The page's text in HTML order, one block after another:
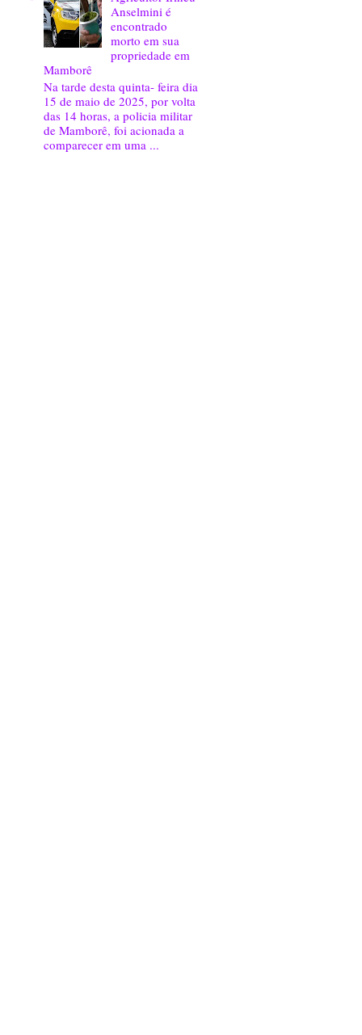
Anselmini é
encontrado
morto em sua
propriedade em
Mamborê
Na tarde desta quinta- feira dia
15 de maio de 2025, por volta
das 14 horas, a policia militar
de Mamborê, foi acionada a
comparecer em uma ...